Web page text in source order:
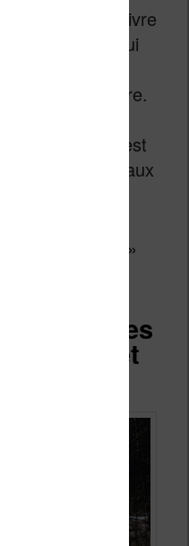
1984 est un livre
Canada ce qui
de
ce chef d’œuvre.
2044 mais il est
de l’acheter aux
exemple !
»
à Trump !
et